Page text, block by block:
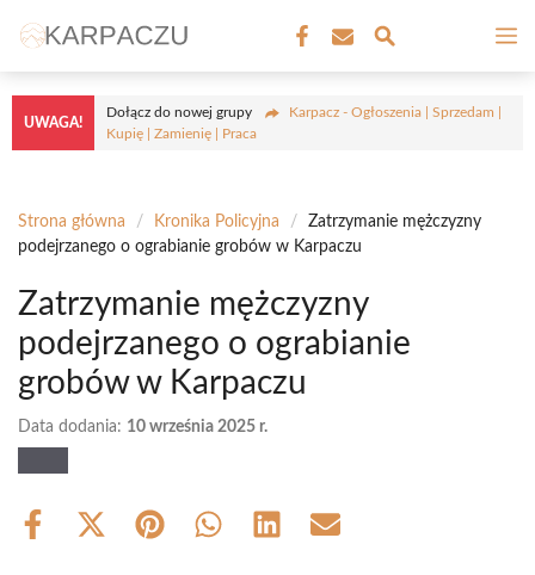
treści
UWAGA!
Dołącz do nowej grupy
Karpacz - Ogłoszenia | Sprzedam |
Kupię | Zamienię | Praca
Strona główna / Kronika Policyjna /
Zatrzymanie mężczyzny
podejrzanego o ograbianie grobów w Karpaczu
Zatrzymanie mężczyzny
podejrzanego o ograbianie
grobów w Karpaczu
Data dodania: 10 września 2025 r.
Share
Share Share Share Share Share